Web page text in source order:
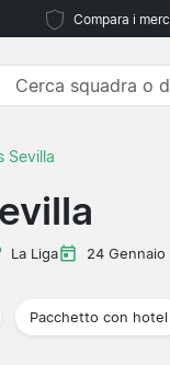
Compara i
Sevilla
La Liga 24 Gennaio
Pacchetto con hotel